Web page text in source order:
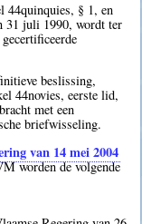
44quinquies, § 1, en
31 juli 1990, wordt ter
beslissing,
44novies, eerste lid,
met een
briefwisseling.
van 14 mei 2004
worden de volgende